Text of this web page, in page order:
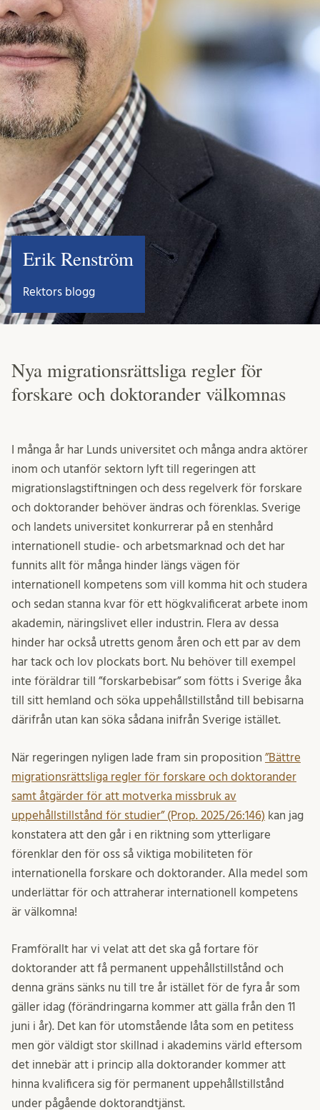
Erik Renström
Rektors blogg
Nya migrationsrättsliga regler för
forskare och doktorander välkomnas
I många år har Lunds universitet och många andra aktörer
inom och utanför sektorn lyft till regeringen att
migrationslagstiftningen och dess regelverk för forskare
och doktorander behöver ändras och förenklas. Sverige
och landets universitet konkurrerar på en stenhård
internationell studie- och arbetsmarknad och det har
funnits allt för många hinder längs vägen för
internationell kompetens som vill komma hit och studera
och sedan stanna kvar för ett högkvalificerat arbete inom
akademin, näringslivet eller industrin. Flera av dessa
hinder har också utretts genom åren och ett par av dem
har tack och lov plockats bort. Nu behöver till exempel
inte föräldrar till ”forskarbebisar” som fötts i Sverige åka
till sitt hemland och söka uppehållstillstånd till bebisarna
därifrån utan kan söka sådana inifrån Sverige istället.
När regeringen nyligen lade fram sin proposition ”Bättre
migrationsrättsliga regler för forskare och doktorander
samt åtgärder för att motverka missbruk av
uppehållstillstånd för studier” (Prop. 2025/26:146) kan jag
konstatera att den går i en riktning som ytterligare
förenklar den för oss så viktiga mobiliteten för
internationella forskare och doktorander. Alla medel som
underlättar för och attraherar internationell kompetens
är välkomna!
Framförallt har vi velat att det ska gå fortare för
doktorander att få permanent uppehållstillstånd och
denna gräns sänks nu till tre år istället för de fyra år som
gäller idag (förändringarna kommer att gälla från den 11
juni i år). Det kan för utomstående låta som en petitess
men gör väldigt stor skillnad i akademins värld eftersom
det innebär att i princip alla doktorander kommer att
hinna kvalificera sig för permanent uppehållstillstånd
under pågående doktorandtjänst.